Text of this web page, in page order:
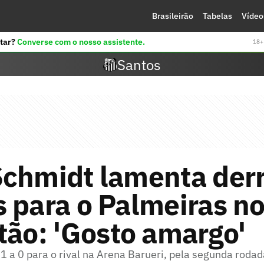
Brasileirão Tabelas
Converse com o nosso assistente.
Santos
lamenta
para o Palmeiras
'Gosto amargo'
a 0 para o rival na Arena Barueri, pela segunda